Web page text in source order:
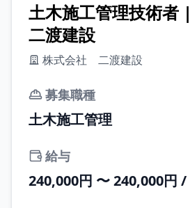
土木施工管理技術
二渡建設
株式会社 二渡建設
募集職種
土木施工管理
給与
240,000円 〜 240,000円 /